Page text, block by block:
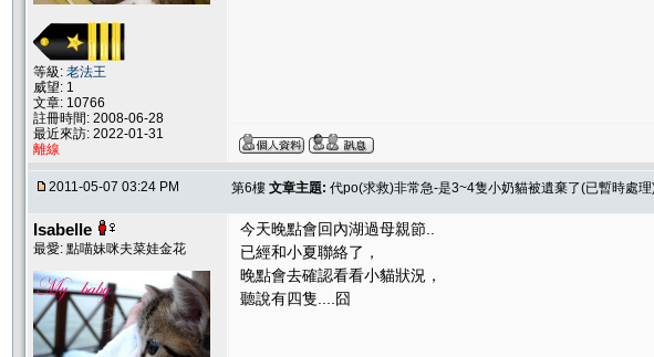
等級: 老法王
威望: 1
文章: 10766
註冊時間: 2008-06-28
最近來訪: 2022-01-31
離線
2011-05-07 03:24 PM 第6樓 文章主題: 代po(求救)非常急-是3~4隻小奶貓被遺棄了(已暫時處理
Isabelle
最愛: 點喵妹咪夫菜娃金花
今天晚點會回內湖過母親節..
已經和小夏聯絡了，
晚點會去確認看看小貓狀況，
聽說有四隻....囧